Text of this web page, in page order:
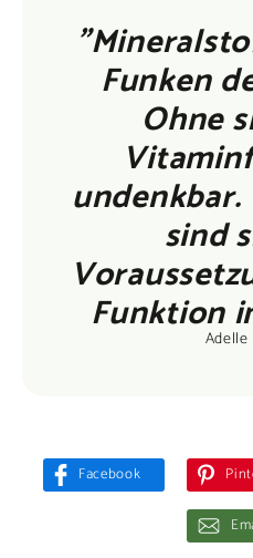
Funken
Ohne
sind
Funktion
Adelle
Facebook